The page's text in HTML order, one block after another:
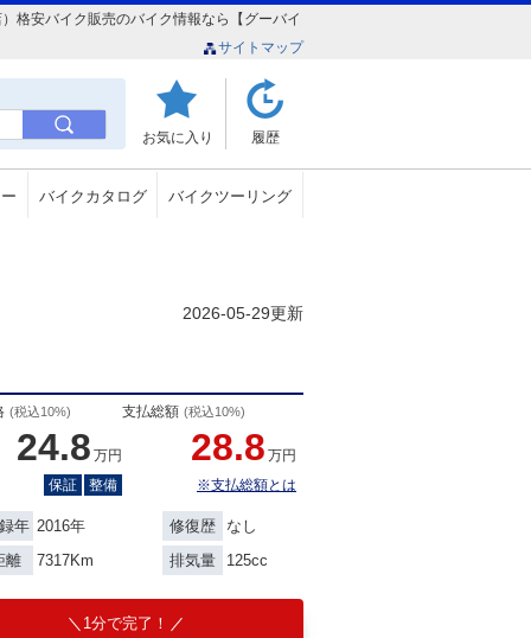
格安バイク販売のバイク情報なら【グーバイ
サイトマップ
お気に入り 履歴
バイクカタログ バイクツーリング
2026-05-29更新
(税込10%)
24.8 万円
保証
整備
支払総額 (税込10%)
28.8 万円
※支払総額とは
年 2016年 修復歴
なし
離
7317Km 排気量 125cc
1分で完了！